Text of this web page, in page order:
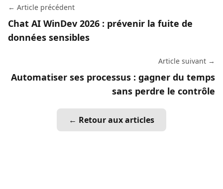
← Article précédent
Chat AI WinDev 2026 : prévenir la fuite de
données sensibles
Article suivant →
Automatiser ses processus : gagner du temps
sans perdre le contrôle
← Retour aux articles